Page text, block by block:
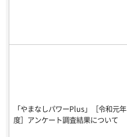
「やまなしパワーPlus」［令和元年
度］アンケート調査結果について